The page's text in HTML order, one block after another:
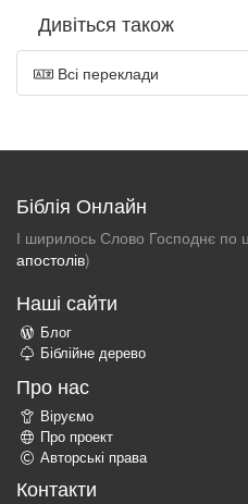
Дивіться також
Всі переклади
Біблія Онлайн
І ширилось Слово Господнє по
апостолів)
Наші сайти
Блог
Біблійне дерево
Про нас
Віруємо
Про проект
Авторські права
Контакти